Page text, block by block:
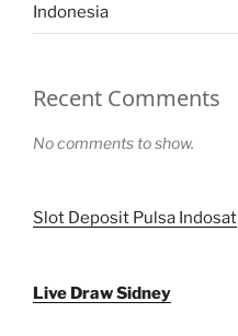
Indonesia
Recent Comments
No comments to show.
Slot Deposit Pulsa Indosat
Live Draw Sidney